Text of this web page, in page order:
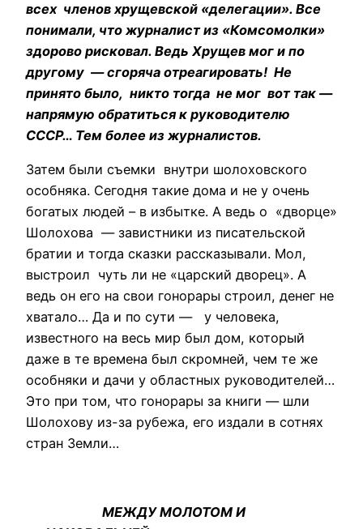
всех членов хрущевской «делегации». Все
понимали, что журналист из «Комсомолки»
здорово рисковал. Ведь Хрущев мог и по
другому — сгоряча отреагировать! Не
принято было, никто тогда не мог вот так —
напрямую обратиться к руководителю
СССР… Тем более из журналистов.
Затем были съемки внутри шолоховского
особняка. Сегодня такие дома и не у очень
богатых людей – в избытке. А ведь о «дворце»
Шолохова — завистники из писательской
братии и тогда сказки рассказывали. Мол,
выстроил чуть ли не «царский дворец». А
ведь он его на свои гонорары строил, денег не
хватало… Да и по сути — у человека,
известного на весь мир был дом, который
даже в те времена был скромней, чем те же
особняки и дачи у областных руководителей…
Это при том, что гонорары за книги — шли
Шолохову из-за рубежа, его издали в сотнях
стран Земли…
МЕЖДУ МОЛОТОМ И